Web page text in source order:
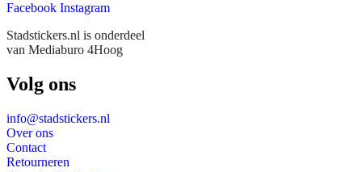
Facebook Instagram
Stadstickers.nl is onderdeel
van Mediaburo 4Hoog
Volg ons
info@stadstickers.nl
Over ons
Contact
Retourneren